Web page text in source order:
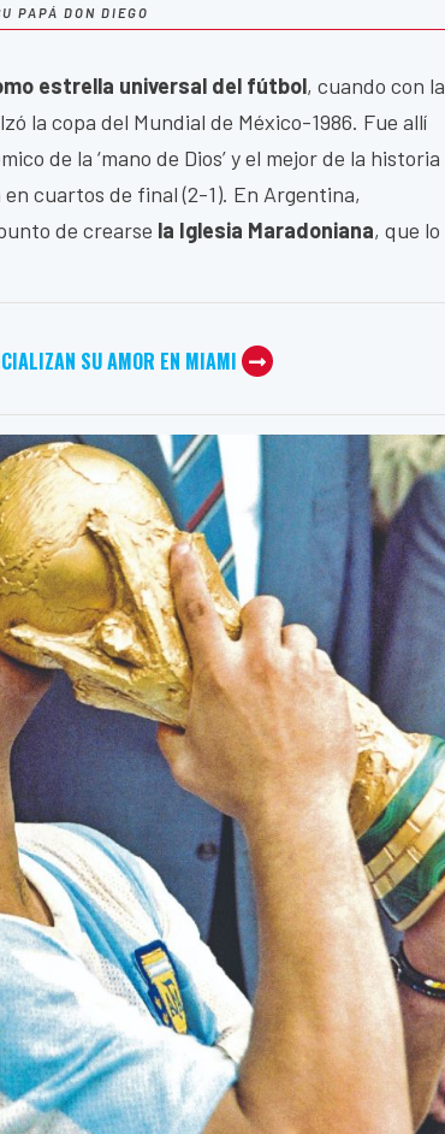
PAPÁ DON DIEGO
estrella universal del fútbol, cuando con la
la copa del Mundial de México-1986. Fue allí
de la ‘mano de Dios’ y el mejor de la historia
cuartos de final (2-1). En Argentina,
de crearse la Iglesia Maradoniana, que lo
SU AMOR EN MIAMI